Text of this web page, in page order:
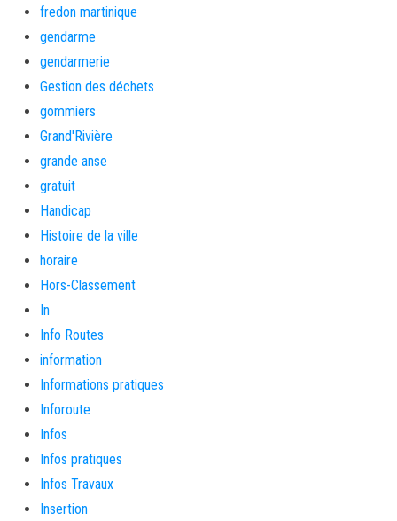
fredon martinique
gendarme
gendarmerie
Gestion des déchets
gommiers
Grand'Rivière
grande anse
gratuit
Handicap
Histoire de la ville
horaire
Hors-Classement
In
Info Routes
information
Informations pratiques
Inforoute
Infos
Infos pratiques
Infos Travaux
Insertion